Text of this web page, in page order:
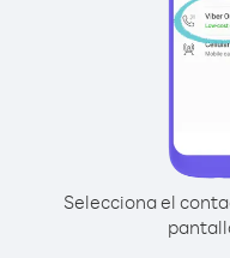
Selecciona el